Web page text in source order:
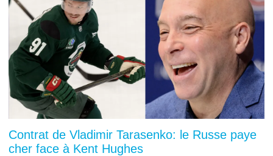
Contrat de Vladimir Tarasenko: le Russe paye
cher face à Kent Hughes